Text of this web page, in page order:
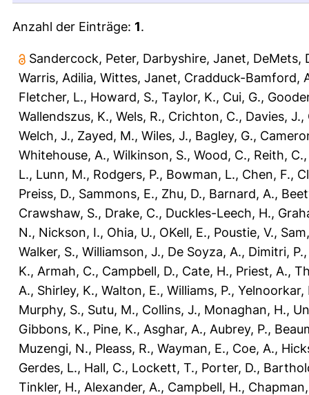
Anzahl der Einträge: 1.
Sandercock, Peter, Darbyshire, Janet, DeMets,
Warris, Adilia, Wittes, Janet, Cradduck-Bamford,
Fletcher, L., Howard, S., Taylor, K., Cui, G.,
Wallendszus, K., Wels, R., Crichton, C., Davies, J.,
Welch, J., Zayed, M., Wiles, J., Bagley, G.,
Whitehouse, A., Wilkinson, S., Wood, C., Reith, C.
L., Lunn, M., Rodgers, P., Bowman, L., Chen, F.,
Preiss, D., Sammons, E., Zhu, D., Barnard, A.,
Crawshaw, S., Drake, C., Duckles-Leech, H.,
N., Nickson, I., Ohia, U., OKell, E., Poustie, V.,
Walker, S., Williamson, J., De Soyza, A., Dimitri, P.
K., Armah, C., Campbell, D., Cate, H., Priest, A.,
A., Shirley, K., Walton, E., Williams, P., Yelnoorkar,
Murphy, S., Sutu, M., Collins, J., Monaghan, H.,
Gibbons, K., Pine, K., Asghar, A., Aubrey, P.,
Muzengi, N., Pleass, R., Wayman, E., Coe, A.,
Gerdes, L., Hall, C., Lockett, T., Porter, D.,
Tinkler, H., Alexander, A., Campbell, H.,